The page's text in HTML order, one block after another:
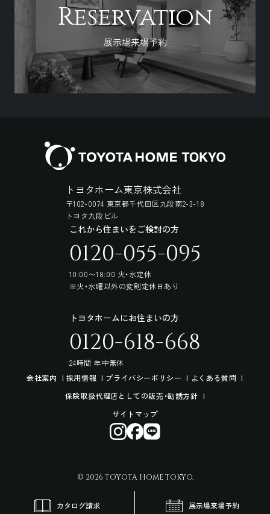
Reservation
展示場来場予約
トヨタホーム東京株式会社
〒102-0074 東京都千代田区九段南2-3-18
トヨタ九段ビル
これから住まいをご検討の方
0120-055-095
10:00〜18:00 火・水定休
※火・水曜以外の変則定休日あり
トヨタホームにお住まいの方
0120-618-668
24時間 年中無休
会社案内
採用情報 プライバシーポリシー
よくある質問
保険取扱代理店としての販売・勧誘方針
サイトマップ
© 2026 TOYOTA HOME TOKYO.
カタログ請求 展示場来場予約